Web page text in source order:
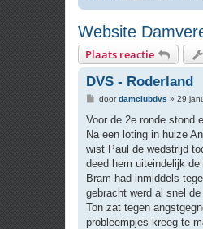
Website
Plaats reactie
DVS - Roderland
B
r
c
h
doordamclubdvs » 29
Voor de 2e ronde stond
Na een loting in huize
wist Paul de wedstrijd
deed hem uiteindelijk de
Bram had inmiddels
gebracht werd al snel
Ton zat tegen
probleempjes kreeg te